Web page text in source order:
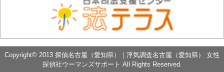
Copyright© 2013 探偵名古屋（愛知県）｜浮気調査名古屋（愛知県） 女性
探偵社ウーマンズサポート All Rights Reserved.